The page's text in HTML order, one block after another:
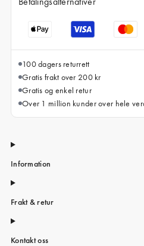
iPhone 14
iPhone 13 Pro
iPhone 13
100 dagers returrett
Gratis frakt over 200 kr
Gratis og enkel retur
Over 1 million kunder over hele
Information
Frakt & retur
Kontakt oss